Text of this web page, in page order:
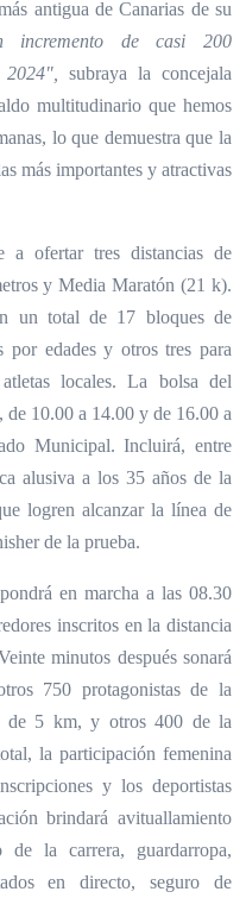
antigua de Canarias de su
incremento de casi 200
2024",subraya la concejala
multitudinario que hemos
lo que demuestra que la
más importantes y atractivas
a ofertar tres distancias de
y Media Maratón (21 k).
un total de 17 bloques de
edades y otros tres para
locales. La bolsa del
de 10.00 a 14.00 y de 16.00 a
Municipal. Incluirá, entre
alusiva a los 35 años de la
logren alcanzar la línea de
de la prueba.
en marcha a las 08.30
inscritos en la distancia
minutos después sonará
750 protagonistas de la
de 5 km, y otros 400 de la
la participación femenina
y los deportistas
brindará avituallamiento
la carrera, guardarropa,
en directo, seguro de